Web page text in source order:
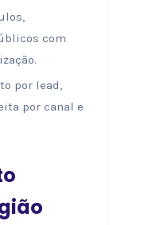
com
por lead,
por canal e